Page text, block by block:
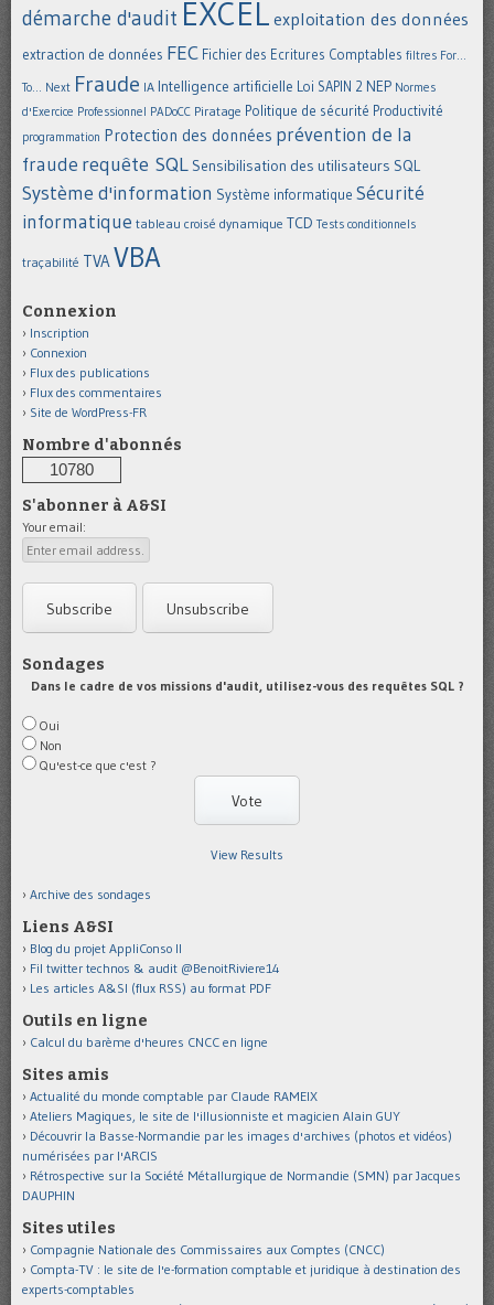
démarche d'audit EXCEL exploitation des données
extraction de données FEC Fichier des Ecritures Comptables filtres For...
To... Next Fraude IA Intelligence artificielle Loi SAPIN 2 NEP Normes
d'Exercice Professionnel PADoCC Piratage Politique de sécurité Productivité
programmation Protection des données prévention de la
fraude requête SQL Sensibilisation des utilisateurs SQL
Système d'information Système informatique Sécurité
informatique tableau croisé dynamique TCD Tests conditionnels
traçabilité TVAVBA
Connexion
Inscription
Connexion
Flux des publications
Flux des commentaires
Site de WordPress-FR
Nombre d'abonnés
10780
S'abonner à A&SI
Your email:
Sondages
Dans le cadre de vos missions d'audit, utilisez-vous des requêtes SQL ?
Oui
Non
Qu'est-ce que c'est ?
View Results
Archive des sondages
Liens A&SI
Blog du projet AppliConso II
Fil twitter technos & audit @BenoitRiviere14
Les articles A&SI (flux RSS) au format PDF
Outils en ligne
Calcul du barème d'heures CNCC en ligne
Sites amis
Actualité du monde comptable par Claude RAMEIX
Ateliers Magiques, le site de l'illusionniste et magicien Alain GUY
Découvrir la Basse-Normandie par les images d'archives (photos et vidéos)
numérisées par l'ARCIS
Rétrospective sur la Société Métallurgique de Normandie (SMN) par Jacques
DAUPHIN
Sites utiles
Compagnie Nationale des Commissaires aux Comptes (CNCC)
Compta-TV : le site de l'e-formation comptable et juridique à destination des
experts-comptables